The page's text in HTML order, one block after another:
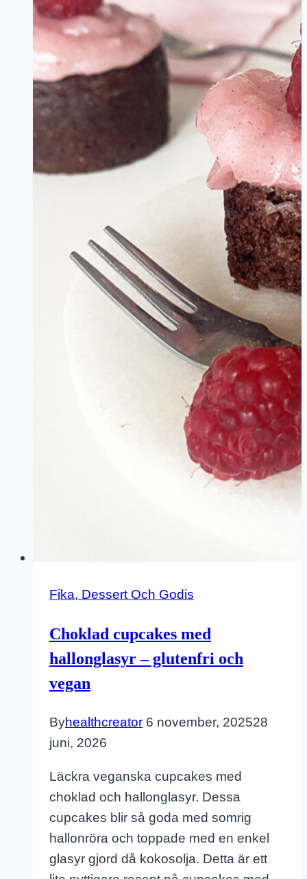
–
Currygryta
Fika, Dessert Och Godis
Choklad cupcakes med
hallonglasyr – glutenfri och
vegan
Byhealthcreator 6 november, 202528
juni, 2026
Läckra veganska cupcakes med
choklad och hallonglasyr. Dessa
cupcakes blir så goda med somrig
hallonröra och toppade med en enkel
glasyr gjord då kokosolja. Detta är ett